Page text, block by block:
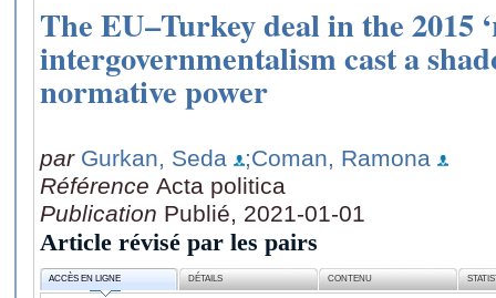
The EU–Turkey deal in the 2015
intergovernmentalism cast a
normative power
par Gurkan, Seda
;Coman, Ramona
Référence Acta politica
Publication Publié, 2021-01-01
Article révisé par les pairs
ACCÈS EN LIGNE DÉTAILS CONTENU